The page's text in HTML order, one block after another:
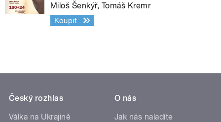
Miloš Šenkýř, Tomáš Kremr
Koupit
Český rozhlas
Válka na Ukrajině
O nás
Jak nás naladíte